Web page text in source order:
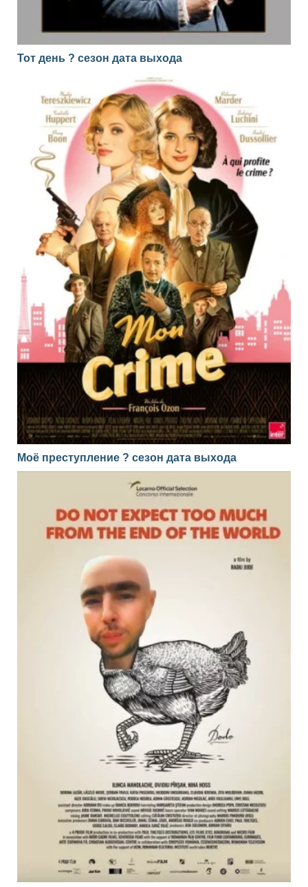
Тот день ? сезон дата выхода
Моё преступление ? сезон дата выхода